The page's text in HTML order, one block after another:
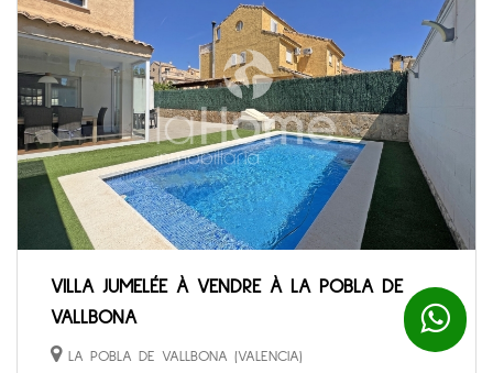
VILLA JUMELÉE À VENDRE À LA POBLA DE
VALLBONA
LA POBLA DE VALLBONA (VALENCIA)